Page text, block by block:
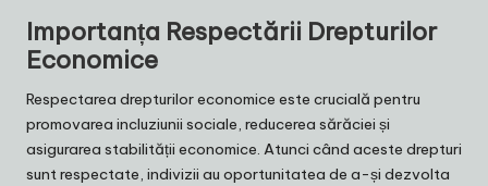
Importanța Respectării Drepturilor
Economice
Respectarea drepturilor economice este crucială pentru
promovarea incluziunii sociale, reducerea sărăciei și
asigurarea stabilității economice. Atunci când aceste drepturi
sunt respectate, indivizii au oportunitatea de a-și dezvolta